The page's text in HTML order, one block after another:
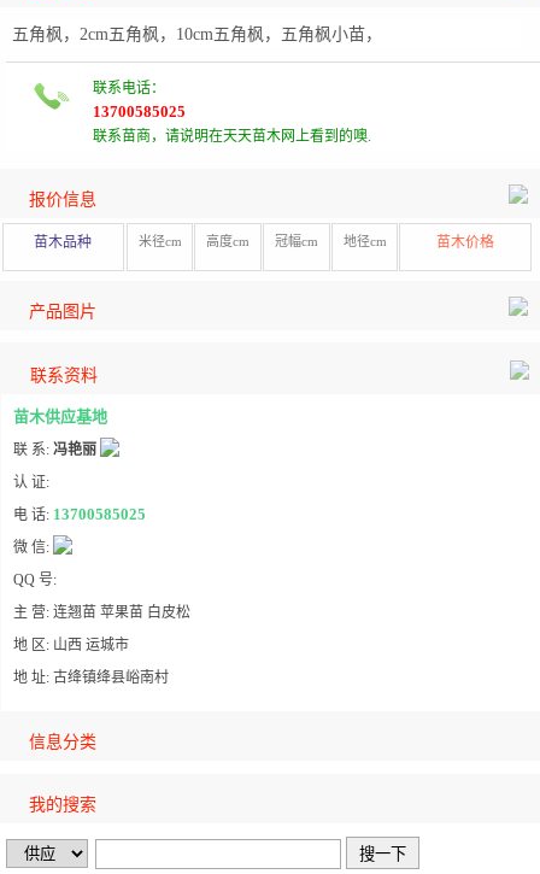
五角枫，2cm五角枫，10cm五角枫，五角枫小苗，
联系电话：
13700585025
联系苗商，请说明在天天苗木网上看到的噢.
报价信息
苗木品种 米径cm 高度cm 冠幅cm 地径cm 苗木价格
产品图片
联系资料
苗木供应基地
联 系: 冯艳丽
认 证:
电 话: 13700585025
微 信:
QQ 号:
主 营: 连翘苗 苹果苗 白皮松
地 区: 山西 运城市
地 址: 古绛镇绛县峪南村
信息分类
我的搜索